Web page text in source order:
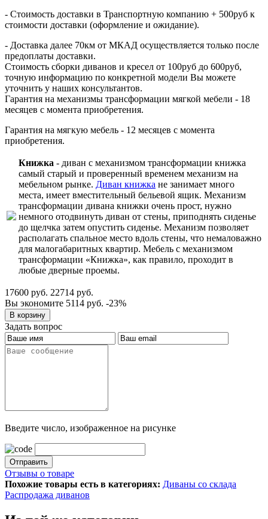
- Стоимость доставки в Транспортную компанию + 500руб к
стоимости доставки (оформление и ожидание).
- Доставка далее 70км от МКАД осуществляется только после
предоплаты доставки.
Стоимость сборки диванов и кресел от 100руб до 600руб,
точную информацию по конкретной модели Вы можете
уточнить у наших консультантов.
Гарантия на механизмы трансформации мягкой мебели - 18
месяцев с момента приобретения.
Гарантия на мягкую мебель - 12 месяцев с момента
приобретения.
Книжка - диван с механизмом трансформации книжка
самый старый и проверенный временем механизм на
мебельном рынке. Диван книжка не занимает много
места, имеет вместительный бельевой ящик. Механизм
трансформации дивана книжки очень прост, нужно
немного отодвинуть диван от стены, приподнять сиденье
до щелчка затем опустить сиденье. Механизм позволяет
располагать спальное место вдоль стены, что немаловажно
для малогабаритных квартир. Мебель с механизмом
трансформации «Книжка», как правило, проходит в
любые дверные проемы.
17600 руб. 22714 руб.
Вы экономите 5114 руб. -23%
Задать вопрос
Введите число, изображенное на рисунке
Отзывы о товаре
Похожие товары есть в категориях: Диваны со склада
Распродажа диванов